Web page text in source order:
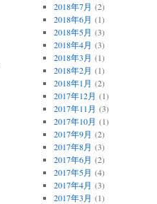
2018年7月 (2)
2018年6月 (1)
2018年5月 (3)
2018年4月 (3)
2018年3月 (1)
2018年2月 (1)
2018年1月 (2)
2017年12月 (1)
2017年11月 (3)
2017年10月 (1)
2017年9月 (2)
2017年8月 (3)
2017年6月 (2)
2017年5月 (4)
2017年4月 (3)
2017年3月 (1)